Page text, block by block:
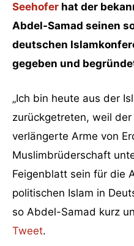
Seehofer hat der
Abdel-Samad seinen
deutschen
gegeben und
„Ich bin heute aus der
zurückgetreten, weil
verlängerte Arme von
Muslimbrüderschaft
Feigenblatt sein für die
politischen Islam in
so Abdel-Samad kurz
Tweet.